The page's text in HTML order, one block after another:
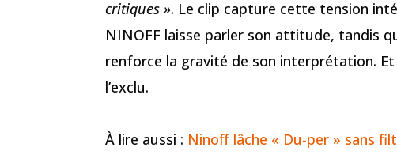
critiques ». Le clip capture cette tension
NINOFF laisse parler son attitude, tandis
renforce la gravité de son interprétation.
l’exclu.
À lire aussi : Ninoff lâche « Du-per » sans